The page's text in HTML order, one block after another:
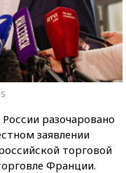
разочаровано
заявлении
торговой
Франции.